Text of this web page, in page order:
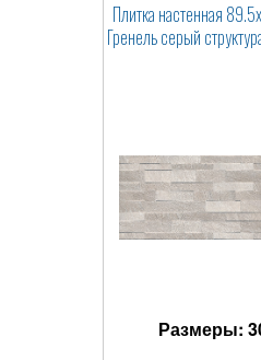
Плитка настенная
Гренель серый
Размеры: